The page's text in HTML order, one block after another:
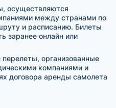
осуществляются
между странами по
и расписанию. Билеты
заранее онлайн или
организованные
компаниями и
договора аренды самолета